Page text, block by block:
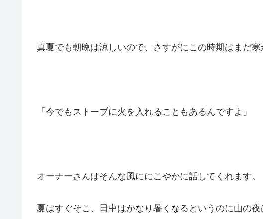
真夏でも朝晩は涼しいので、さすがにこの時期はまだ寒
「今でもストーブに火を入れることもあるんですよ」
オーナーさんはそんな風ににこやかに話してくれます。
夏はすぐそこ、日中はかなり暑くなるというのに山の夜